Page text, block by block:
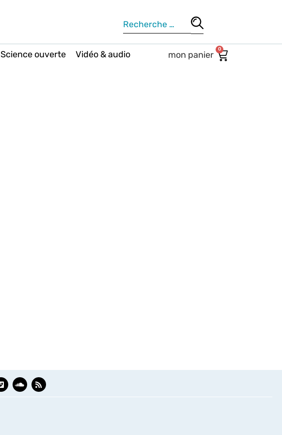
Science ouverte Vidéo & audio 0